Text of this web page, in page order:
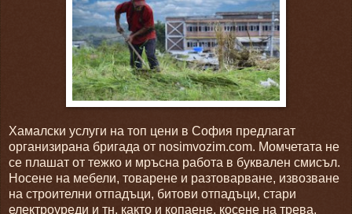
Хамалски услуги на топ цени в София предлагат
организирана бригада от nosimvozim.com. Момчетата не
се плашат от тежко и мръсна работа в буквален смисъл.
Носене на мебели, товарене и разтоварване, извозване
на строителни отпадъци, битови отпадъци, стари
електроуреди и тн, както и копаене, косене на трева,